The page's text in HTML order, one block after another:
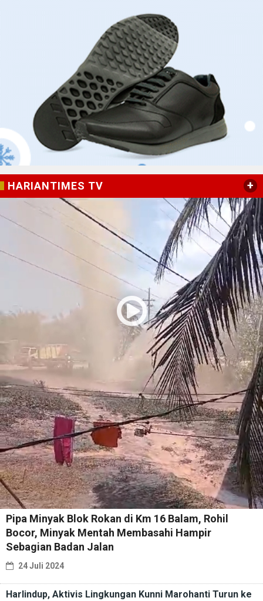
HARIANTIMES TV +
Pipa Minyak Blok Rokan di Km 16 Balam, Rohil
Bocor, Minyak Mentah Membasahi Hampir
Sebagian Badan Jalan
24 Juli 2024
Harlindup, Aktivis Lingkungan Kunni Marohanti Turun ke